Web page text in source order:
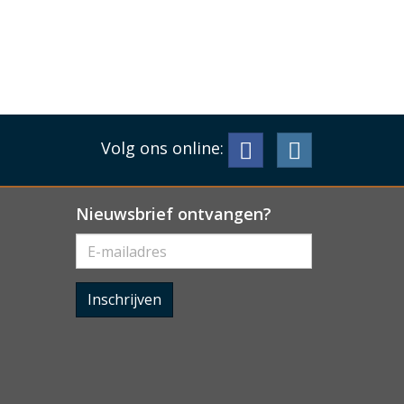
Volg ons online:
Nieuwsbrief ontvangen?
Inschrijven